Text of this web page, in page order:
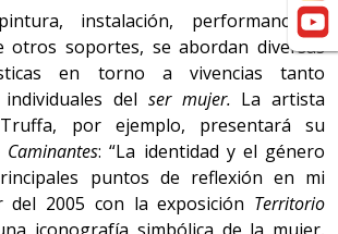
instalación, performance y
otros soportes, se abordan diversas
en torno a vivencias tanto
del ser mujer. La artista
por ejemplo, presentará su
Caminantes: “La identidad y el género
puntos de reflexión en mi
2005 con la exposición Territorio